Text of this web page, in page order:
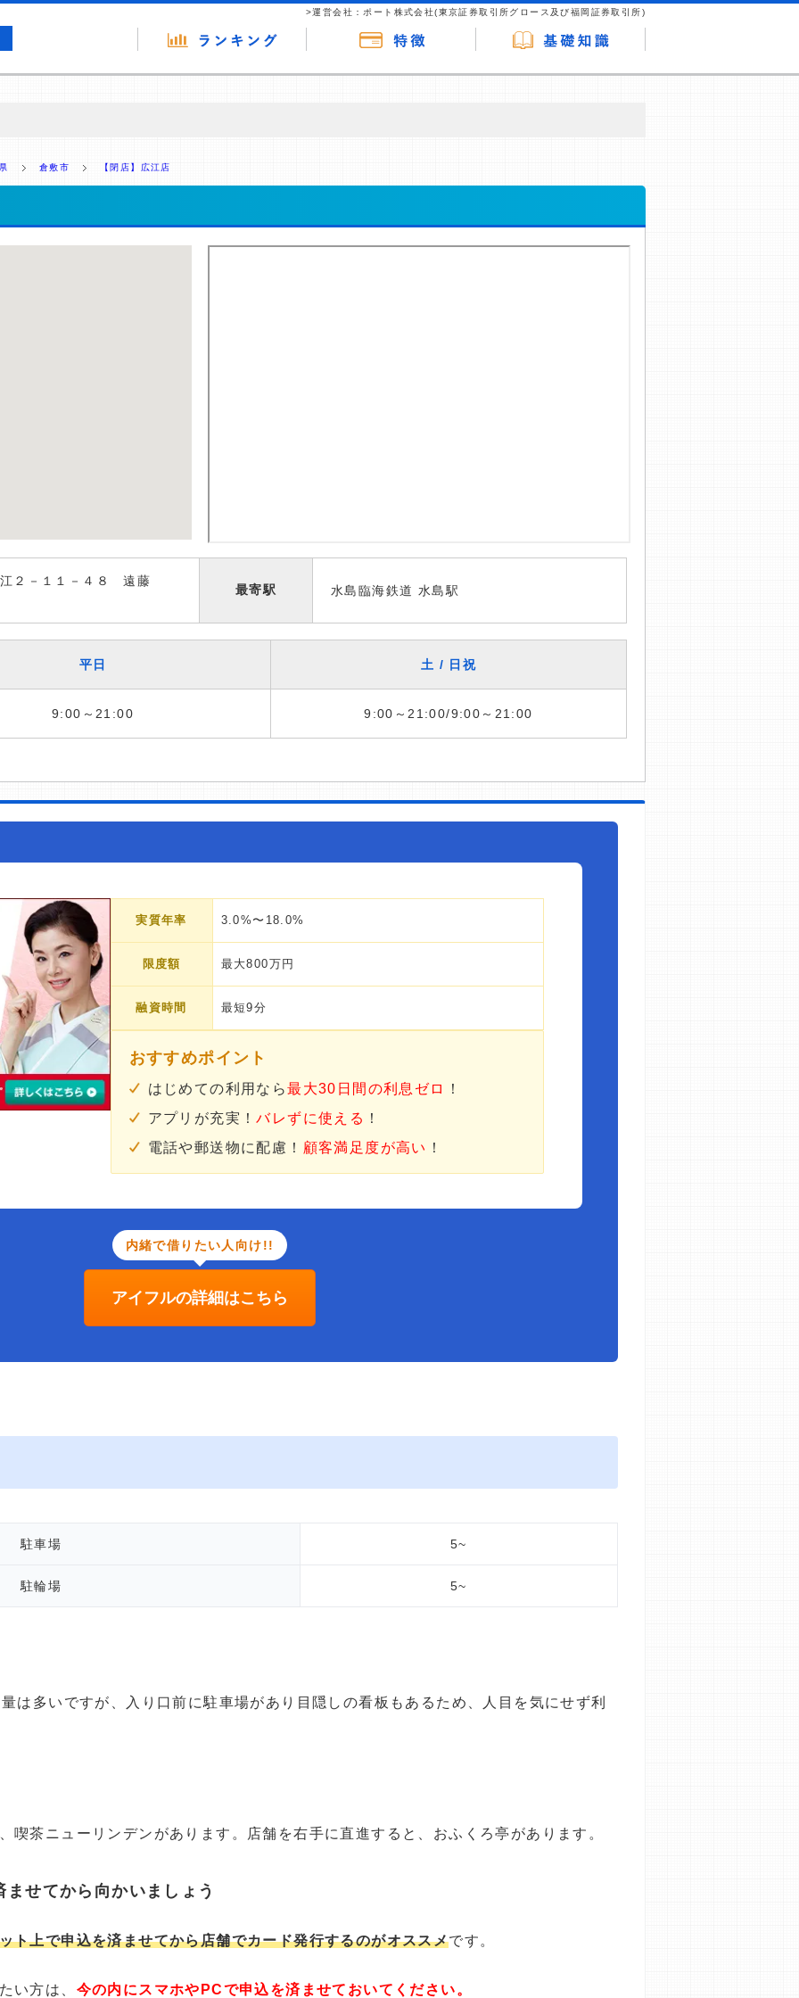
>運営会社：ポート株式会社(東京証券取引所グロース及び福岡証券取引所)
供を行っています。
倉敷市 【閉店】広江店
２－１１－４８ 遠藤
最寄駅 水島臨海鉄道 水島駅
平日 土 / 日祝
9:00～21:00 9:00～21:00/9:00～21:00
実質年率 3.0%〜18.0%
限度額 最大800万円
融資時間 最短9分
おすすめポイント
はじめての利用なら最大30日間の利息ゼロ
！
アプリが充実！バレずに使える ！
電話や郵送物に配慮！ 顧客満足度が高い ！
内緒で借りたい人向け!!
アイフルの詳細はこちら
駐車場 5~
駐輪場 5~
は多いですが、入り口前に駐車場があり目隠しの看板もあるため、人目を気にせず利
喫茶ニューリンデンがあります。店舗を右手に直進すると、おふくろ亭があります。
せてから向かいましょう
ト上で申込を済ませてから店舗でカード発行するのがオススメです。
い方は、 今の内にスマホやPCで申込を済ませておいてください。